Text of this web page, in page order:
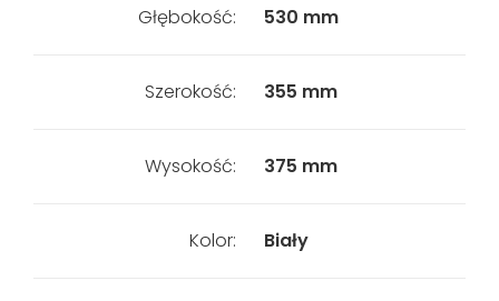
Głębokość: 530 mm
Szerokość: 355 mm
Wysokość: 375 mm
Kolor: Biały